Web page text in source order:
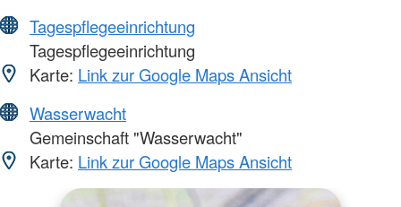
Tagespflegeeinrichtung
Tagespflegeeinrichtung
Karte: Link zur Google Maps Ansicht
Wasserwacht
Gemeinschaft "Wasserwacht"
Karte: Link zur Google Maps Ansicht